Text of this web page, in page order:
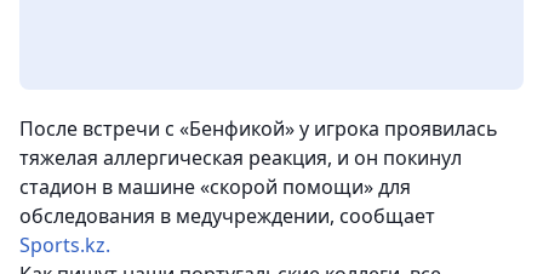
После встречи с «Бенфикой» у игрока проявилась
тяжелая аллергическая реакция, и он покинул
стадион в машине «скорой помощи» для
обследования в медучреждении, сообщает
Sports.kz.